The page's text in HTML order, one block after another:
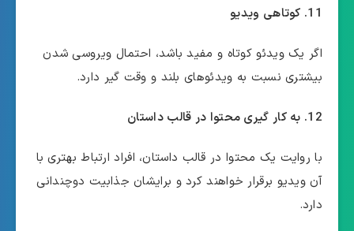
11. کوتاهی ویدیو
اگر یک ویدئو کوتاه و مفید باشد، احتمال ویروسی شدن
بیشتری نسبت به ویدئوهای بلند و وقت گیر دارد.
12. به کار گیری محتوا در قالب داستان
با روایت یک محتوا در قالب داستان، افراد ارتباط بهتری با
آن ویدیو برقرار خواهند کرد و برایشان جذابیت دوچندانی
دارد.